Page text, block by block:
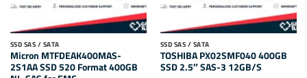
SSD SAS / SATA
Micron MTFDEAK400MAS-
2S1AA SSD 520 Format 400GB
SSD SAS / SATA
TOSHIBA PX02SMF040 400GB
SSD 2.5″ SAS-3 12GB/S